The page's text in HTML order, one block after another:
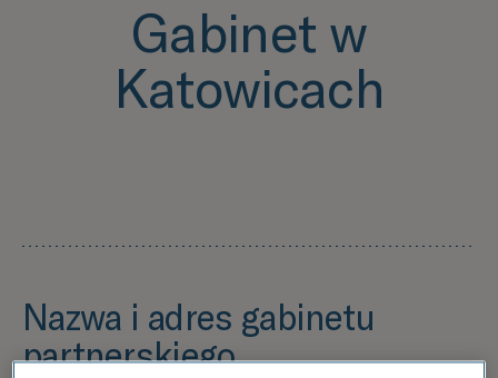
Gabinet w
Katowicach
Nazwa i adres gabinetu
partnerskiego